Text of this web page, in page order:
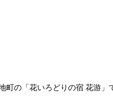
町の「花いろどりの宿 花游